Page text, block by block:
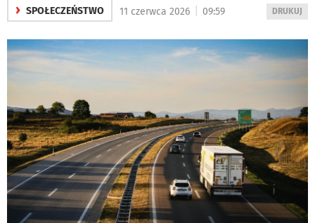
› SPOŁECZEŃSTWO
WYDRUKUJ
DRUKUJ
11 czerwca 2026 09:59